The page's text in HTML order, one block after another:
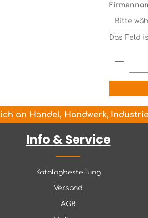
Das Feld
an Handel, Handwerk,
Info & Service
Katalogbestellung
Versand
AGB